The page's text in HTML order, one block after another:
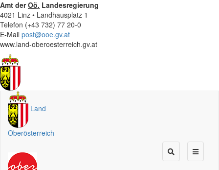
Amt derOö. Landesregierung
4021 Linz • Landhausplatz 1
Telefon (+43 732) 77 20-0
E-Mail post@ooe.gv.at
www.land-oberoesterreich.gv.at
Land
Oberösterreich